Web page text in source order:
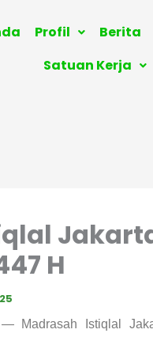
Profil Berita
Satuan Kerja
H
Madrasah Istiqlal